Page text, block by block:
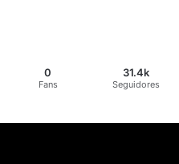
0
Fans
31.4k
Seguidores